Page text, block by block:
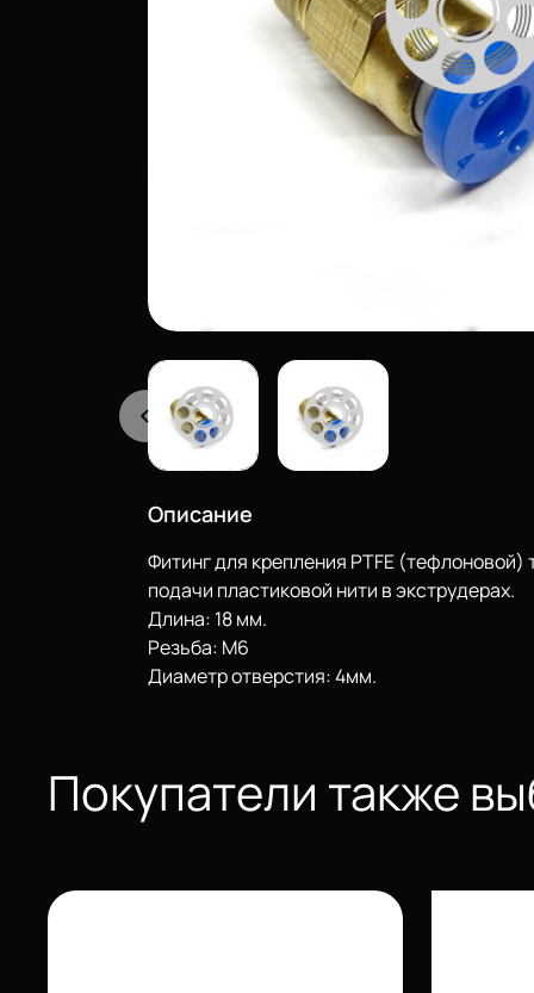
Описание
Фитинг для крепления PTFE (тефлоновой)
подачи пластиковой нити в экструдерах.
Длина: 18 мм.
Резьба: М6
Диаметр отверстия: 4мм.
Покупатели также
Войти